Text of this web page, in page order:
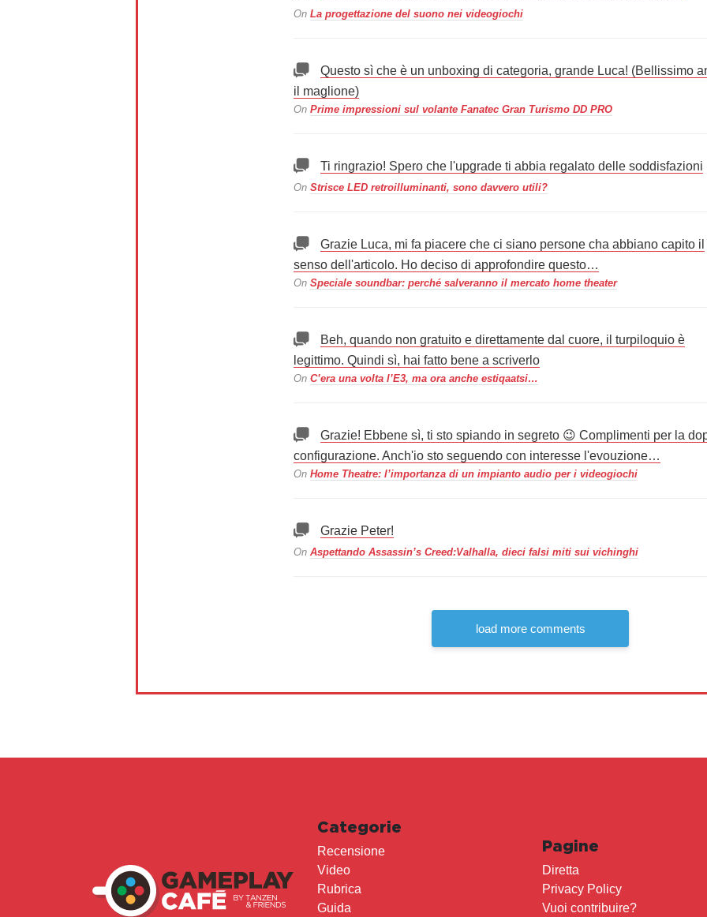
On La progettazione del suono nei videogiochi
Questo sì che è un unboxing di categoria, grande Luca! (Bellissimo
il maglione)
On Prime impressioni sul volante Fanatec Gran Turismo DD PRO
Ti ringrazio! Spero che l'upgrade ti abbia regalato delle soddisfazioni
On Strisce LED retroilluminanti, sono davvero utili?
Grazie Luca, mi fa piacere che ci siano persone cha abbiano capito il
senso dell'articolo. Ho deciso di approfondire questo…
On Speciale soundbar: perché salveranno il mercato home theater
Beh, quando non gratuito e direttamente dal cuore, il turpiloquio è
legittimo. Quindi sì, hai fatto bene a scriverlo
On C’era una volta l’E3, ma ora anche estiqaatsi…
Grazie! Ebbene sì, ti sto spiando in segreto 😉 Complimenti per la
configurazione. Anch'io sto seguendo con interesse l'evouzione…
On Home Theatre: l’importanza di un impianto audio per i videogiochi
Grazie Peter!
On Aspettando Assassin’s Creed:Valhalla, dieci falsi miti sui vichinghi
load more comments
Categorie
Recensione
Video
Rubrica
Guida
Pagine
Diretta
Privacy Policy
Vuoi contribuire?